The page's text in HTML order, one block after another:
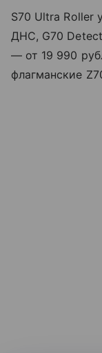
S70 Ultra Roller
ДНС, G70
— от 19 990
флагманские